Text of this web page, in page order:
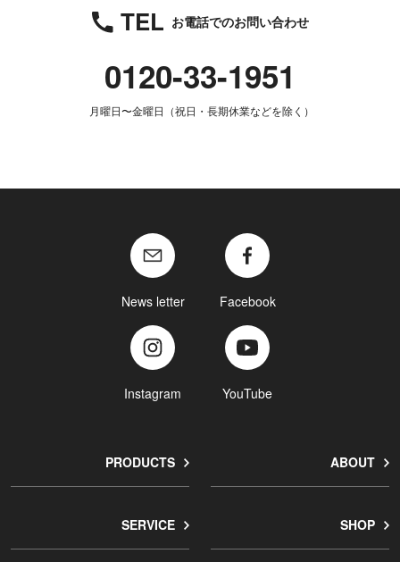
TEL お電話でのお問い合わせ
0120-33-1951
月曜日〜金曜日（祝日・長期休業などを除く）
News letter Facebook
Instagram YouTube
PRODUCTS ABOUT
SERVICE SHOP